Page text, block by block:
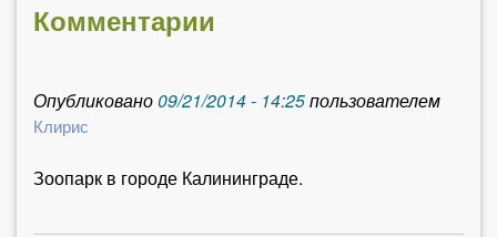
Комментарии
Опубликовано09/21/2014 - 14:25пользователем
Клирис
Зоопарк в городе Калининграде.